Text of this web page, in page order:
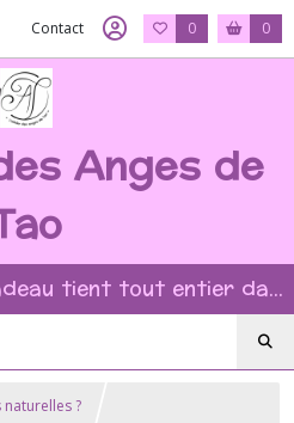
Contact 0 0
Anges de
Si humble soit-il, un cadeau tient tout entier dans l'intention et la beauté du geste ?
?